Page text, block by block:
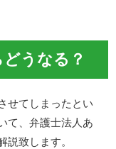
うなる？
せてしまったとい
て、弁護士法人あ
致します。